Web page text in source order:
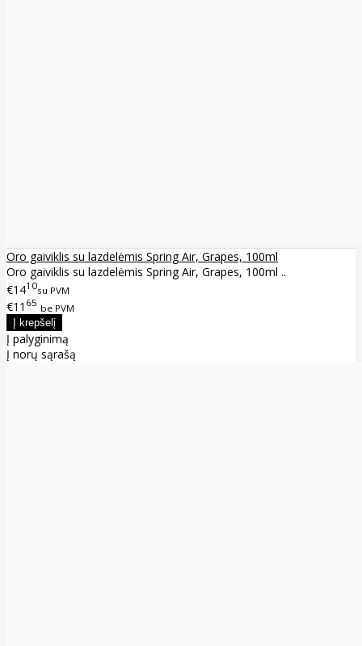
Oro gaiviklis su lazdelėmis Spring Air, Grapes, 100ml
Oro gaiviklis su lazdelėmis Spring Air, Grapes, 100ml ..
€1410su PVM
€11 65 be PVM
Į palyginimą
Į norų sąrašą